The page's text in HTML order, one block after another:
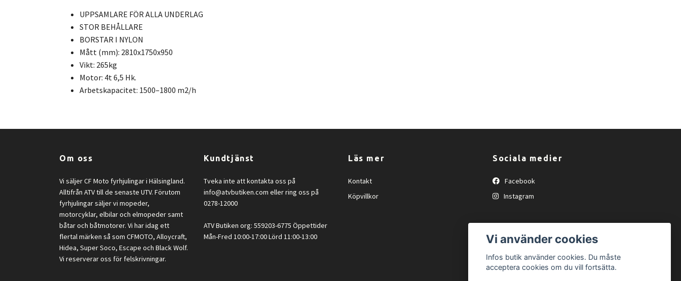
UPPSAMLARE FÖR ALLA UNDERLAG
STOR BEHÅLLARE
BORSTAR I NYLON
Mått (mm): 2810x1750x950
Vikt: 265kg
Motor: 4t 6,5 Hk.
Arbetskapacitet: 1500–1800 m2/h
Om oss
Vi säljer CF Moto fyrhjulingar i Hälsingland.
Alltifrån ATV till de senaste UTV. Förutom
fyrhjulingar säljer vi mopeder,
motorcyklar, elbilar och elmopeder samt
båtar och båtmotorer. Vi har idag ett
flertal märken så som CFMOTO, Alloycraft,
Hidea, Super Soco, Escape och Black Wolf.
Vi reserverar oss för felskrivningar.
Kundtjänst
Tveka inte att kontakta oss på
info@atvbutiken.com eller ring oss på
0278-12000
ATV Butiken org: 559203-6775 Öppettider
Mån-Fred 10:00-17:00 Lörd 11:00-13:00
Läs mer
Kontakt
Köpvillkor
Sociala medier
Facebook
Instagram
Vi använder cookies
Infos butik använder cookies. Du måste
acceptera cookies om du vill fortsätta.